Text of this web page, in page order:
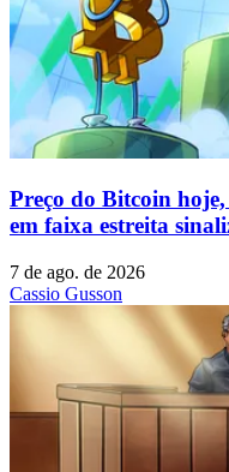
Preço do Bitcoin
em faixa estreita
7 de ago. de 2026
Cassio Gusson